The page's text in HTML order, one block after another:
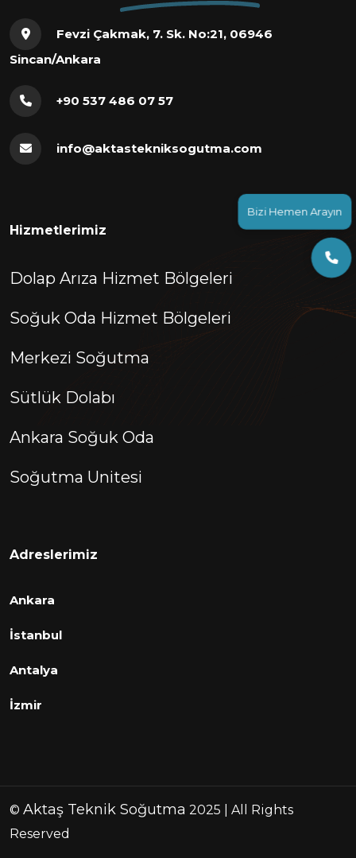
Bizi Hemen Arayın
Fevzi Çakmak, 7. Sk. No:21, 06946
Sincan/Ankara
+90 537 486 07 57
info@aktastekniksogutma.com
Hizmetlerimiz
Dolap Arıza Hizmet Bölgeleri
Soğuk Oda Hizmet Bölgeleri
Merkezi Soğutma
Sütlük Dolabı
Ankara Soğuk Oda
Soğutma Unitesi
Adreslerimiz
Ankara
İstanbul
Antalya
İzmir
© Aktaş Teknik Soğutma 2025 | All Rights
Reserved